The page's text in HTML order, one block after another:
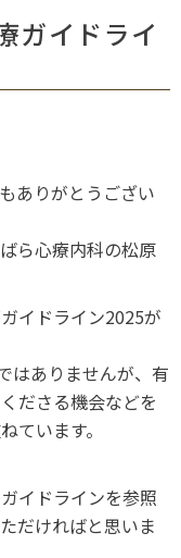
ガイドライ
ありがとうござい
ら心療内科の松原
イドライン2025が
はありませんが、有
ださる機会などを
ています。
イドラインを参照
だければと思いま